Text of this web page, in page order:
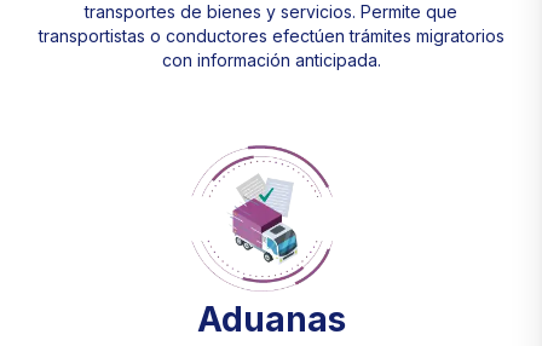
transportes de bienes y servicios. Permite que
transportistas o conductores efectúen trámites migratorios
con información anticipada.
Aduanas